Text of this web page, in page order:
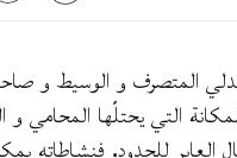
المتصرف و الوسيط و
التي يحتلّها المحامي
العابر للحدود. فنشاطاته